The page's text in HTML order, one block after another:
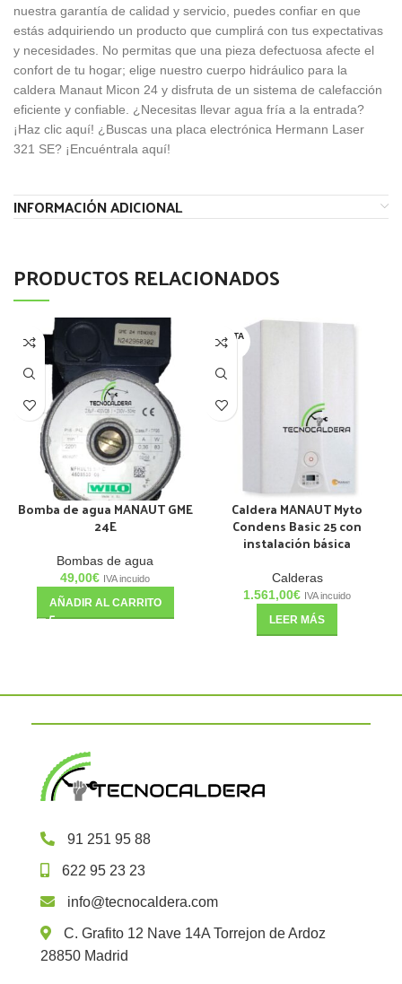
nuestra garantía de calidad y servicio, puedes confiar en que
estás adquiriendo un producto que cumplirá con tus expectativas
y necesidades. No permitas que una pieza defectuosa afecte el
confort de tu hogar; elige nuestro cuerpo hidráulico para la
caldera Manaut Micon 24 y disfruta de un sistema de calefacción
eficiente y confiable. ¿Necesitas llevar agua fría a la entrada?
¡Haz clic aquí! ¿Buscas una placa electrónica Hermann Laser
321 SE? ¡Encuéntrala aquí!
INFORMACIÓN ADICIONAL
PRODUCTOS RELACIONADOS
Bomba de agua MANAUT GME
24E
Bombas de agua
49,00€ IVA incuido
AÑADIR AL CARRITO
AGOTA
DO
Caldera MANAUT Myto
Condens Basic 25 con
instalación básica
Calderas
1.561,00€ IVA incuido
LEER MÁS
91 251 95 88
622 95 23 23
info@tecnocaldera.com
C. Grafito 12 Nave 14A Torrejon de Ardoz
28850 Madrid